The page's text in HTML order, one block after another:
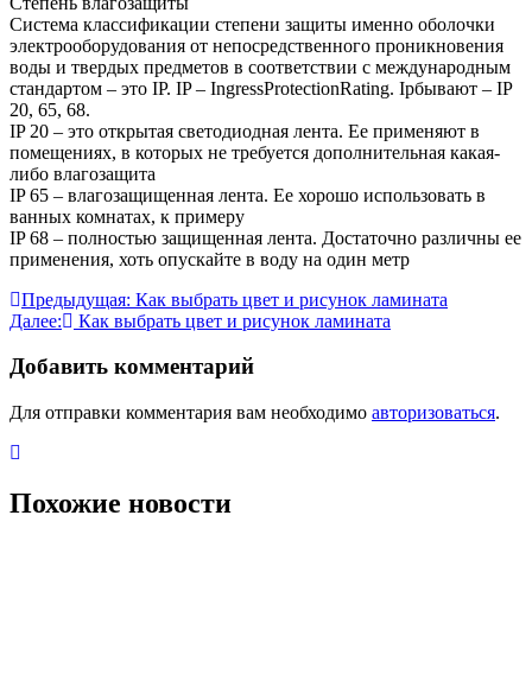
Система классификации степени защиты именно оболочки
электрооборудования от непосредственного проникновения
воды и твердых предметов в соответствии с международным
стандартом – это IP. IP – IngressProtectionRating. Ipбывают – IP
20, 65, 68.
IP 20 – это открытая светодиодная лента. Ее применяют в
помещениях, в которых не требуется дополнительная какая-
либо влагозащита
IP 65 – влагозащищенная лента. Ее хорошо использовать в
ванных комнатах, к примеру
IP 68 – полностью защищенная лента. Достаточно различны ее
применения, хоть опускайте в воду на один метр
Навигация
по
записям
Предыдущая: Как выбрать цвет и рисунок ламината
Далее:
Как выбрать цвет и рисунок ламината
Добавить комментарий
Для отправки комментария вам необходимо авторизоваться.
Похожие новости